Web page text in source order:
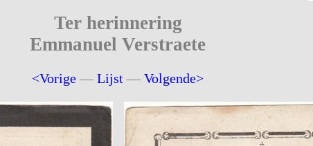
Ter herinnering
Emmanuel Verstraete
<Vorige —Lijst —Volgende>